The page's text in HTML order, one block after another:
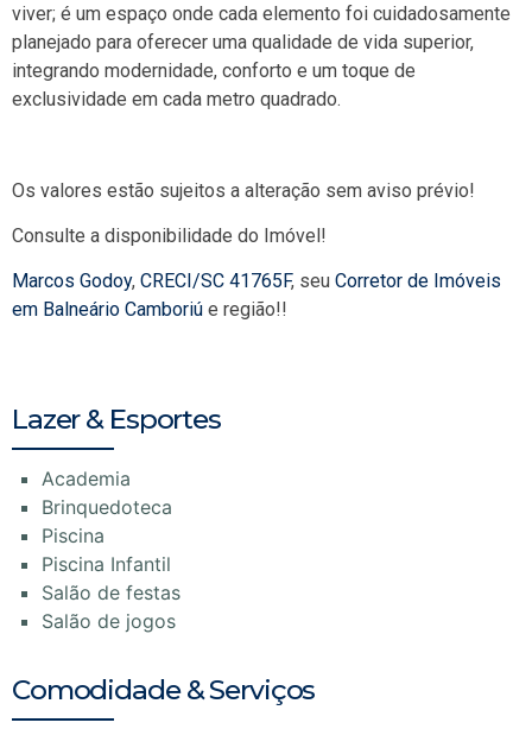
viver; é um espaço onde cada elemento foi cuidadosamente
planejado para oferecer uma qualidade de vida superior,
integrando modernidade, conforto e um toque de
exclusividade em cada metro quadrado.
Os valores estão sujeitos a alteração sem aviso prévio!
Consulte a disponibilidade do Imóvel!
Marcos Godoy, CRECI/SC 41765F, seu Corretor de Imóveis
em Balneário Camboriú e região!!
Lazer & Esportes
Academia
Brinquedoteca
Piscina
Piscina Infantil
Salão de festas
Salão de jogos
Comodidade & Serviços